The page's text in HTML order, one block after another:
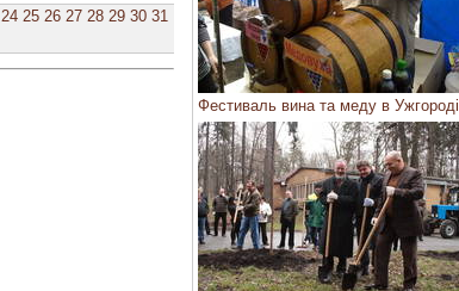
24 25 26 27 28 29 30 31
Фестиваль вина та меду в Ужгороді